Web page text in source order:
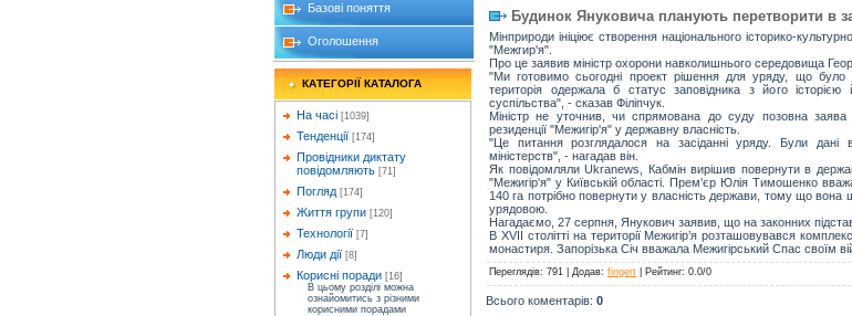
Базові поняття
Оголошення
КАТЕГОРІЇ КАТАЛОГА
На часі [1039]
Тенденції [174]
Провідники диктату
повідомляють [71]
Погляд [174]
Життя групи [120]
Технології [7]
Люди дії [8]
Корисні поради [16]
В цьому розділі можна
ознайомитись з різними
корисними порадами
Будинок Януковича планують перетворити в
Мінприроди ініціює створення національного історико-
"Межгир'я".
Про це заявив міністр охорони навколишнього середовища
"Ми готовимо сьогодні проект рішення для уряду, що
територія одержала б статус заповідника з його
суспільства", - сказав Філіпчук.
Міністр не уточнив, чи спрямована до суду позовна заява
резиденції "Межигір'я" у державну власність.
"Це питання розглядалося на засіданні уряду. Були дані
міністерств", - нагадав він.
Як повідомляли Ukranews, Кабмін вирішив повернути в
"Межигір'я" у Київській області. Прем'єр Юлія Тимошенко
140 га потрібно повернути у власність держави, тому що вона
урядовою.
Нагадаємо, 27 серпня, Янукович заявив, що на законних
В XVII столітті на території Межигір’я розташовувався
монастиря. Запорізька Січ вважала Межигірський Спас своїм
Переглядів: 791 | Додав: fingert Рейтинг: 0.0/0
Всього коментарів: 0